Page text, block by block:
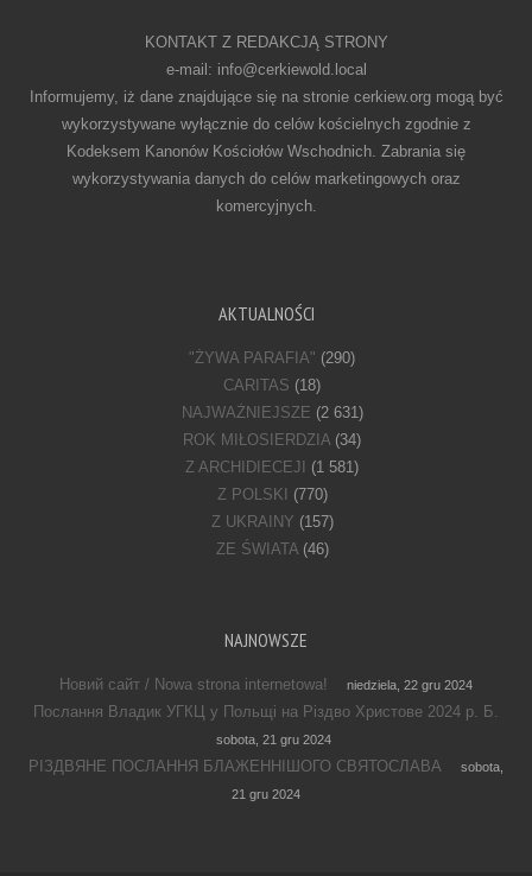
KONTAKT Z REDAKCJĄ STRONY
e-mail: info@cerkiewold.local
Informujemy, iż dane znajdujące się na stronie cerkiew.org mogą być
wykorzystywane wyłącznie do celów kościelnych zgodnie z
Kodeksem Kanonów Kościołów Wschodnich. Zabrania się
wykorzystywania danych do celów marketingowych oraz
komercyjnych.
AKTUALNOŚCI
"ŻYWA PARAFIA" (290)
CARITAS (18)
NAJWAŻNIEJSZE (2 631)
ROK MIŁOSIERDZIA(34)
Z ARCHIDIECEJI
(1 581)
Z POLSKI
(770)
Z UKRAINY (157)
ZE ŚWIATA(46)
NAJNOWSZE
Новий сайт / Nowa strona internetowa! niedziela, 22 gru 2024
Послання Владик УГКЦ у Польщі на Різдво Христове 2024 р. Б.
sobota, 21 gru 2024
РІЗДВЯНЕ ПОСЛАННЯ БЛАЖЕННІШОГО СВЯТОСЛАВА
sobota,
21 gru 2024